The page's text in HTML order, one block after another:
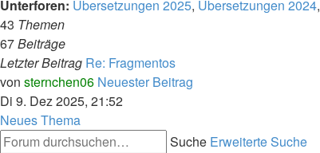
Unterforen: Übersetzungen 2025, Übersetzungen 2024,
43 Themen
67Beiträge
Letzter Beitrag Re: Fragmentos
von sternchen06 Neuester Beitrag
Di 9. Dez 2025, 21:52
Neues Thema
Suche Erweiterte Suche